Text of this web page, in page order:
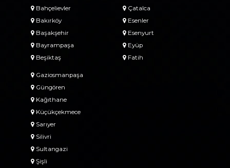
Bahçelievler
Bakırköy
Başakşehir
Bayrampaşa
Beşiktaş
Çatalca
Esenler
Esenyurt
Eyüp
Fatih
Gaziosmanpaşa
Güngören
Kağıthane
Küçükçekmece
Sarıyer
Silivri
Sultangazi
Şişli